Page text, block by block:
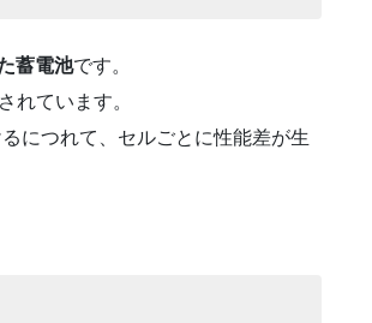
蓄電池です。
れています。
につれて、セルごとに性能差が生